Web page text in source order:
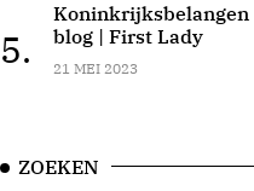
5.
Koninkrijksbelangen
blog | First Lady
21 MEI 2023
ZOEKEN